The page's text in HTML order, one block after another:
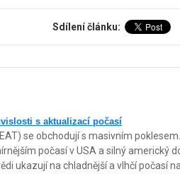
Sdílení článku:
s aktualizací počasí
se obchodují s masivním
počasí v USA a silný americký
ukazují na chladnější a vlhčí počasí